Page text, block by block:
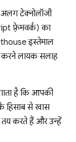
टेक्नोलॉजी
फ़्रेमवर्क) का
इस्तेमाल
करने लायक सलाह
है कि आपकी
हिसाब से खास
तय करते हैं और उन्हें